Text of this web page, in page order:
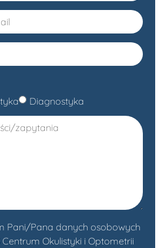
Diagnostyka
Pani/Pana danych osobowych
Centrum Okulistyki i Optometrii